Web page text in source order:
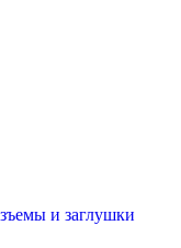
и заглушки